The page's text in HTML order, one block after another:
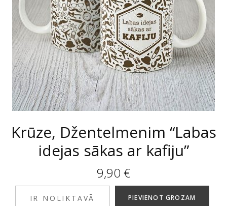
Krūze, Džentelmenim “Labas
idejas sākas ar kafiju”
9,90 €
IR NOLIKTAVĀ PIEVIENOT GROZAM